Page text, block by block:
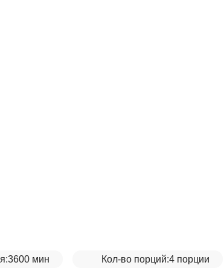
3600 мин Кол-во порций:4 порции